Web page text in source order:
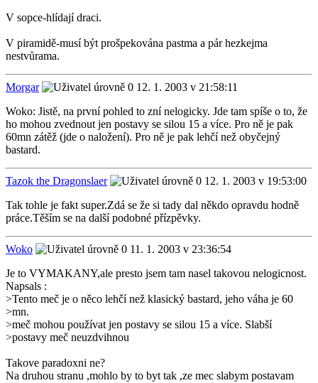
V sopce-hlídají draci.
V piramidě-musí být prošpekována pastma a pár hezkejma
nestvůrama.
Morgar
12. 1. 2003 v 21:58:11
Woko: Jistě, na první pohled to zní nelogicky. Jde tam spíše o to, že
ho mohou zvednout jen postavy se silou 15 a více. Pro ně je pak
60mn zátěž (jde o naložení). Pro ně je pak lehčí než obyčejný
bastard.
Tazok the Dragonslaer
12. 1. 2003 v 19:53:00
Tak tohle je fakt super.Zdá se že si tady dal někdo opravdu hodně
práce.Těším se na další podobné přízpěvky.
Woko
11. 1. 2003 v 23:36:54
Je to VYMAKANY,ale presto jsem tam nasel takovou nelogicnost.
Napsals :
>Tento meč je o něco lehčí než klasický bastard, jeho váha je 60
>mn.
>meč mohou používat jen postavy se silou 15 a více. Slabší
>postavy meč neuzdvihnou
Takove paradoxni ne?
Na druhou stranu ,mohlo by to byt tak ,ze mec slabym postavam